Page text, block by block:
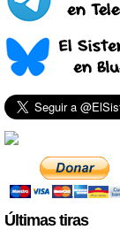
Últimas tiras